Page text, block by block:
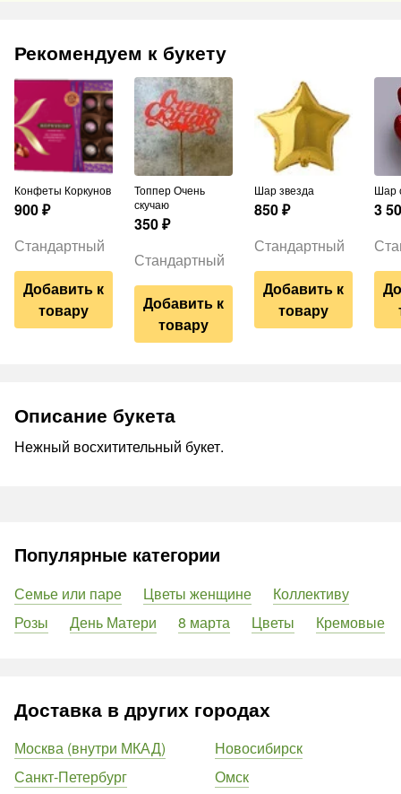
Рекомендуем к букету
Конфеты Коркунов
900₽
Стандартный
Добавить к
товару
Топпер Очень
скучаю
350₽
Стандартный
Добавить к
товару
Шар звезда
850₽
Стандартный
Добавить к
товару
3
Описание букета
Нежный восхитительный букет.
Популярные категории
Семье или паре Цветы женщине
Коллективу
Розы
День Матери 8 марта Цветы Кремовые
Доставка в других городах
Москва (внутри МКАД)
Санкт-Петербург
Новосибирск
Омск